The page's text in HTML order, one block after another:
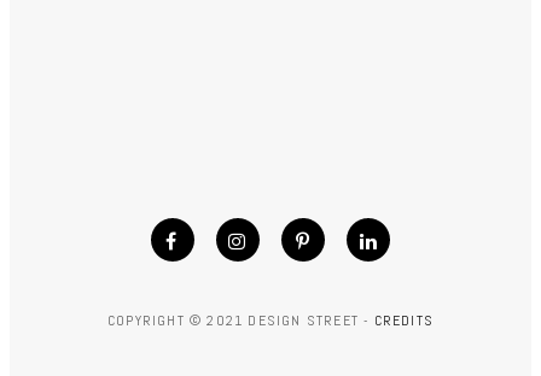
COPYRIGHT © 2021 DESIGN STREET - CREDITS